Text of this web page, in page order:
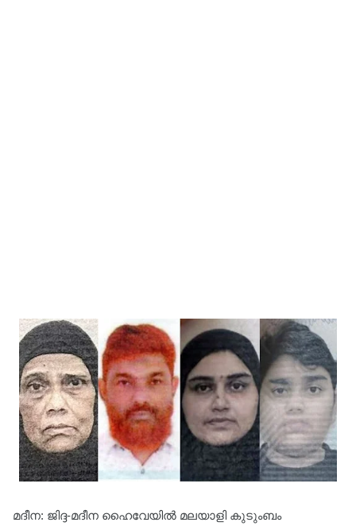
മദീന: ജിദ്ദ-മദീന ഹൈവേയിൽ മലയാളി കുടുംബം